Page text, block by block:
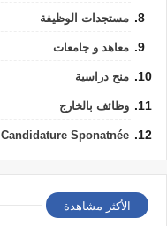
مستجدات الوظيفة
معاهد و جامعات
منح دراسية
وظائف بالخارج
Candidature Sponatnée
الأكثر مشاهدة